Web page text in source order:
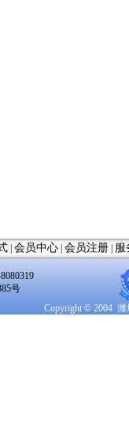
会员中心 会员注册 服
号
Copyright © 2004